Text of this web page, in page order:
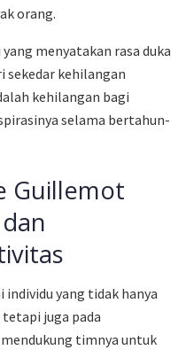
orang.
menyatakan rasa duka
sekedar kehilangan
kehilangan bagi
selama bertahun-
Guillemot
yang tidak hanya
juga pada
timnya untuk